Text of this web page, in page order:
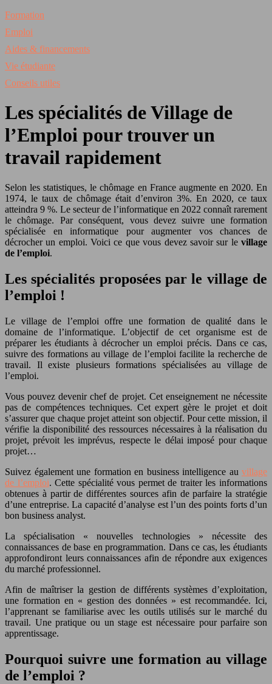
Formation
Emploi
Aides & financements
Vie étudiante
Conseils utiles
Les spécialités de Village de
l’Emploi pour trouver un
travail rapidement
Selon les statistiques, le chômage en France augmente en 2020. En
1974, le taux de chômage était d’environ 3%. En 2020, ce taux
atteindra 9 %. Le secteur de l’informatique en 2022 connaît rarement
le chômage. Par conséquent, vous devez suivre une formation
spécialisée en informatique pour augmenter vos chances de
décrocher un emploi. Voici ce que vous devez savoir sur le village
de l’emploi.
Les spécialités proposées par le village de
l’emploi !
Le village de l’emploi offre une formation de qualité dans le
domaine de l’informatique. L’objectif de cet organisme est de
préparer les étudiants à décrocher un emploi précis. Dans ce cas,
suivre des formations au village de l’emploi facilite la recherche de
travail. Il existe plusieurs formations spécialisées au village de
l’emploi.
Vous pouvez devenir chef de projet. Cet enseignement ne nécessite
pas de compétences techniques. Cet expert gère le projet et doit
s’assurer que chaque projet atteint son objectif. Pour cette mission, il
vérifie la disponibilité des ressources nécessaires à la réalisation du
projet, prévoit les imprévus, respecte le délai imposé pour chaque
projet…
Suivez également une formation en business intelligence au village
de l’emploi. Cette spécialité vous permet de traiter les informations
obtenues à partir de différentes sources afin de parfaire la stratégie
d’une entreprise. La capacité d’analyse est l’un des points forts d’un
bon business analyst.
La spécialisation « nouvelles technologies » nécessite des
connaissances de base en programmation. Dans ce cas, les étudiants
approfondiront leurs connaissances afin de répondre aux exigences
du marché professionnel.
Afin de maîtriser la gestion de différents systèmes d’exploitation,
une formation en « gestion des données » est recommandée. Ici,
l’apprenant se familiarise avec les outils utilisés sur le marché du
travail. Une pratique ou un stage est nécessaire pour parfaire son
apprentissage.
Pourquoi suivre une formation au village
de l’emploi ?